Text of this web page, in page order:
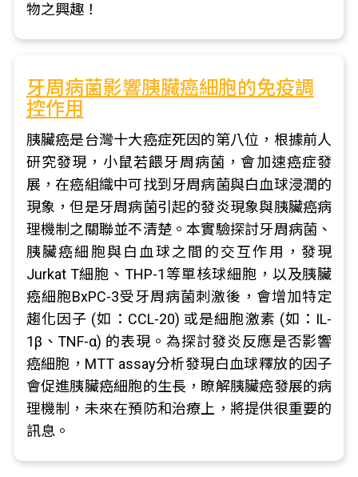
物之興趣！
牙周病菌影響胰臟癌細胞的免疫調
控作用
胰臟癌是台灣十大癌症死因的第八位，根據前人
研究發現，小鼠若餵牙周病菌，會加速癌症發
展，在癌組織中可找到牙周病菌與白血球浸潤的
現象，但是牙周病菌引起的發炎現象與胰臟癌病
理機制之關聯並不清楚。本實驗探討牙周病菌、
胰臟癌細胞與白血球之間的交互作用，發現
Jurkat T細胞、THP-1等單核球細胞，以及胰臟
癌細胞BxPC-3受牙周病菌刺激後，會增加特定
趨化因子 (如：CCL-20) 或是細胞激素 (如：IL-
1β、TNF-α) 的表現。為探討發炎反應是否影響
癌細胞，MTT assay分析發現白血球釋放的因子
會促進胰臟癌細胞的生長，瞭解胰臟癌發展的病
理機制，未來在預防和治療上，將提供很重要的
訊息。